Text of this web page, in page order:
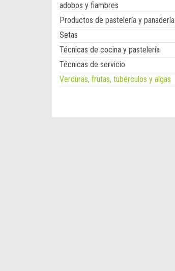
adobos y fiambres
Productos de pastelería y panadería
Setas
Técnicas de cocina y pastelería
Técnicas de servicio
Verduras, frutas, tubérculos y algas